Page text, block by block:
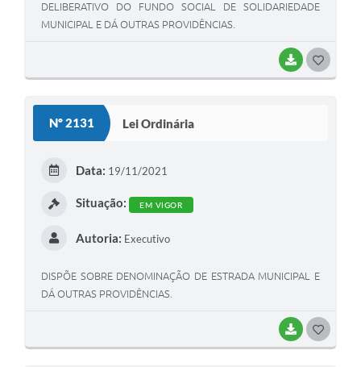
BAIXAR
DELIBERATIVO DO FUNDO SOCIAL DE SOLIDARIEDADE
MUNICIPAL E DÁ OUTRAS PROVIDÊNCIAS.
Nº 2131 Lei Ordinária
BAIXAR
Data: 19/11/2021
Situação: EM VIGOR
Autoria: Executivo
DISPÕE SOBRE DENOMINAÇÃO DE ESTRADA MUNICIPAL E
DÁ OUTRAS PROVIDÊNCIAS.